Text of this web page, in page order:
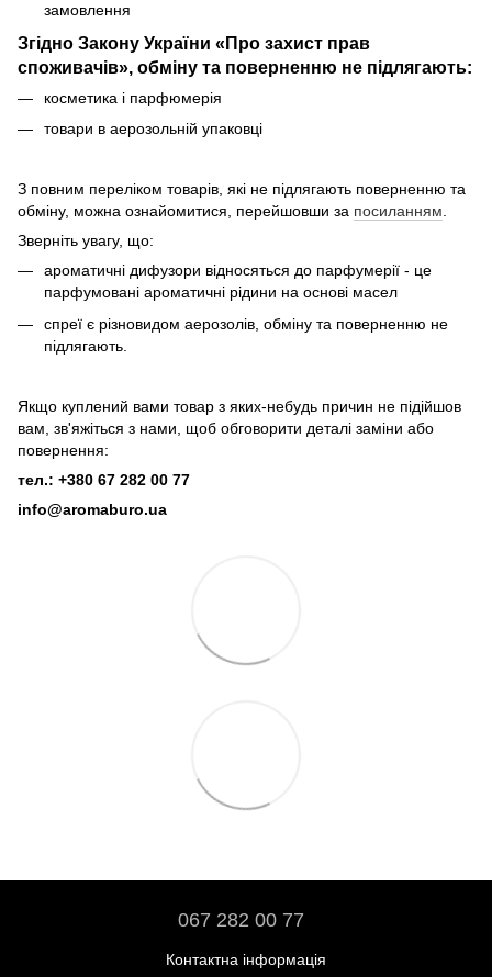
замовлення
Згідно Закону України «Про захист прав
споживачів», обміну та поверненню не підлягають:
косметика і парфюмерія
товари в аерозольній упаковці
З повним переліком товарів, які не підлягають поверненню та
обміну, можна ознайомитися, перейшовши за посиланням.
Зверніть увагу, що:
ароматичні дифузори відносяться до парфумерії - це
парфумовані ароматичні рідини на основі масел
спреї є різновидом аерозолів, обміну та поверненню не
підлягають.
Якщо куплений вами товар з яких-небудь причин не підійшов
вам, зв'яжіться з нами, щоб обговорити деталі заміни або
повернення:
тел.: +380 67 282 00 77
info@aromaburo.ua
067 282 00 77
Контактна інформація